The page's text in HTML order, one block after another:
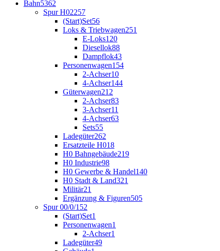
Bahn5362
Spur H02257
(Start)Set56
Loks & Triebwagen251
E-Loks120
Diesellok88
Dampflok43
Personenwagen154
2-Achser10
4-Achser144
Güterwagen212
2-Achser83
3-Achser11
4-Achser63
Sets55
Ladegüter262
Ersatzteile H018
H0 Bahngebäude219
H0 Industrie98
H0 Gewerbe & Handel140
H0 Stadt & Land321
Militär21
Ergänzung & Figuren505
Spur 00/0/1 52
(Start)Set1
Personenwagen1
2-Achser1
Ladegüter49